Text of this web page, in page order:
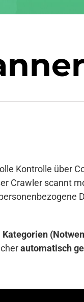
Kontrolle über
Crawler scannt
Kategorien
automatisch